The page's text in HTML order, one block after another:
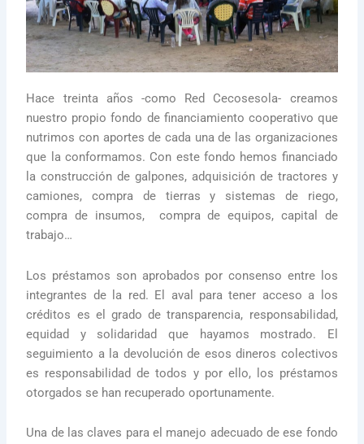
Hace treinta años -como Red Cecosesola- creamos
nuestro propio fondo de financiamiento cooperativo que
nutrimos con aportes de cada una de las organizaciones
que la conformamos. Con este fondo hemos financiado
la construcción de galpones, adquisición de tractores y
camiones, compra de tierras y sistemas de riego,
compra de insumos, compra de equipos, capital de
trabajo…
Los préstamos son aprobados por consenso entre los
integrantes de la red. El aval para tener acceso a los
créditos es el grado de transparencia, responsabilidad,
equidad y solidaridad que hayamos mostrado. El
seguimiento a la devolución de esos dineros colectivos
es responsabilidad de todos y por ello, los préstamos
otorgados se han recuperado oportunamente.
Una de las claves para el manejo adecuado de ese fondo